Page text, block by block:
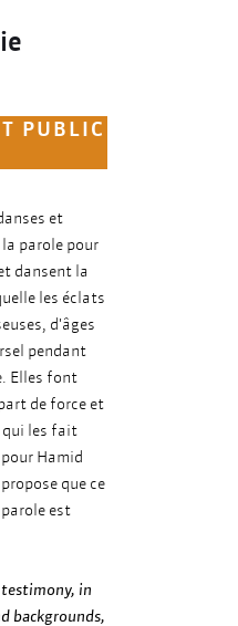
PUBLIC
et
parole pour
dansent la
les éclats
d'âges
pendant
Elles font
de force et
qui les fait
Hamid
que ce
est
testimony, in
backgrounds,